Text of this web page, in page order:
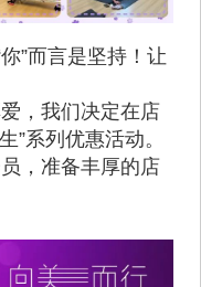
”而言是坚持！让
，我们决定在店
”系列优惠活动。
，准备丰厚的店